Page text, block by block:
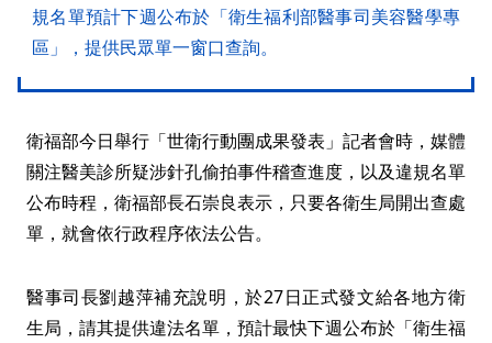
規名單預計下週公布於「衛生福利部醫事司美容醫學專
區」，提供民眾單一窗口查詢。
衛福部今日舉行「世衛行動團成果發表」記者會時，媒體
關注醫美診所疑涉針孔偷拍事件稽查進度，以及違規名單
公布時程，衛福部長石崇良表示，只要各衛生局開出查處
單，就會依行政程序依法公告。
醫事司長劉越萍補充說明，於27日正式發文給各地方衛
生局，請其提供違法名單，預計最快下週公布於「衛生福